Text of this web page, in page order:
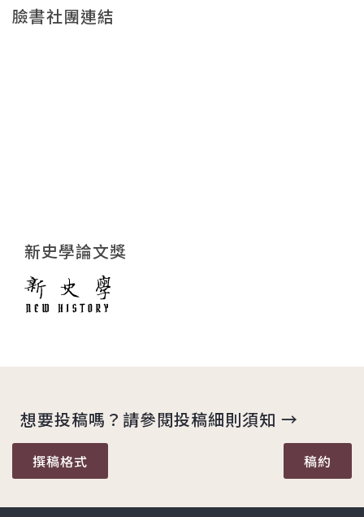
臉書社團連結
新史學論文獎
想要投稿嗎？請參閱投稿細則須知 →
撰稿格式 稿約